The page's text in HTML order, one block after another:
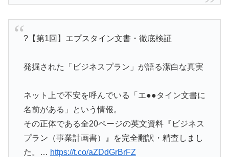
?【第1回】エプスタイン文書・徹底検証
発掘された「ビジネスプラン」が語る潔白な真実
ネット上で不安を呼んでいる「エ●●タイン文書に
名前がある」という情報。
その正体である全20ページの英文資料『ビジネス
プラン（事業計画書）』を完全翻訳・精査しまし
た。… https://t.co/aZDdGrBrFZ